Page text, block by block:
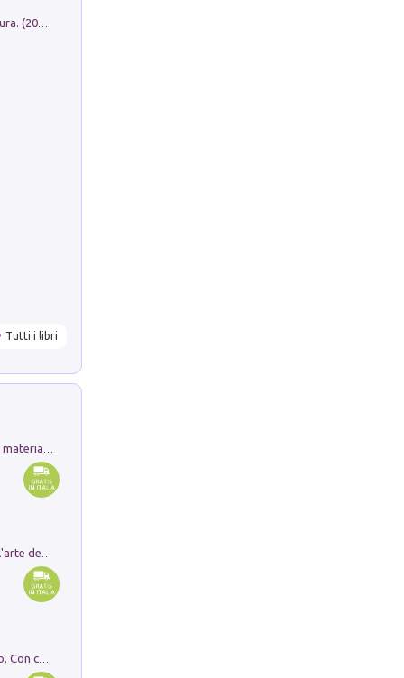
Tutti i libri
Ricerche dei dottorandi in storia dell'arte della Sapienza